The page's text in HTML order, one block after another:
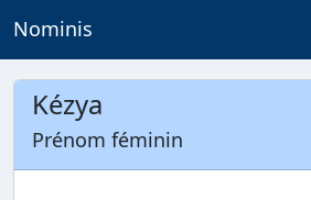
Nominis
Kézya
Prénom féminin